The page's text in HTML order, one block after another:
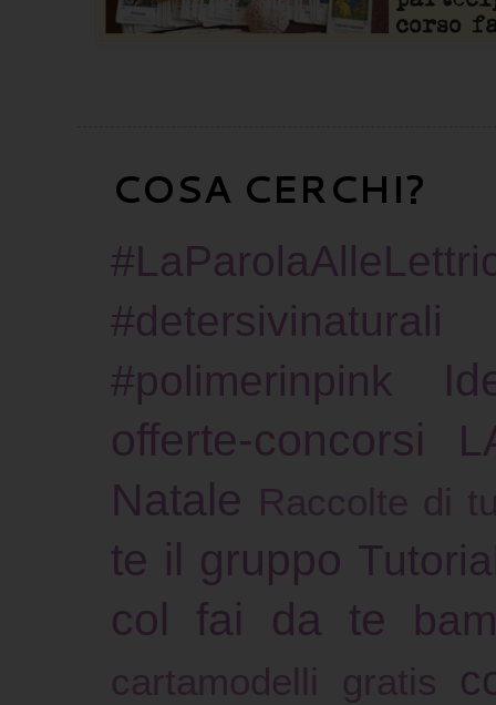
COSA CERCHI?
#detersivinaturali
#polimerinpink
offerte-concorsi
Natale Raccolte di
te il gruppo
col fai da te
cartamodelli gratis